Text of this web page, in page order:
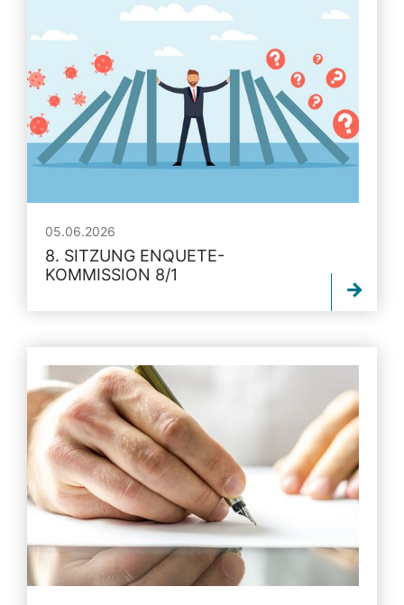
05.06.2026
8. SITZUNG ENQUETE-
KOMMISSION 8/1